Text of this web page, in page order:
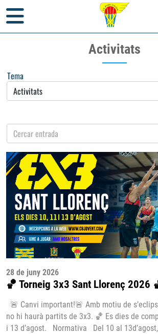
Activitats
Tema
Cercar entrada
28 de juny 2026
🏀 Torneig 3x3 Sant Llorenç 2026
🚨 Canvi important!🚨 Amb motiu de
no hi haurà partits de 3x3. 🏀 Es dies de
i 13 d’agost. Normativa Del 10 al